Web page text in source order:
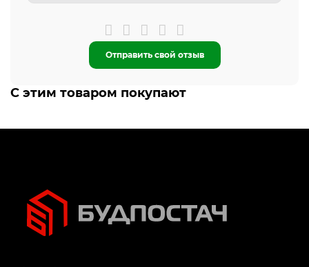
Отправить свой отзыв
С этим товаром покупают